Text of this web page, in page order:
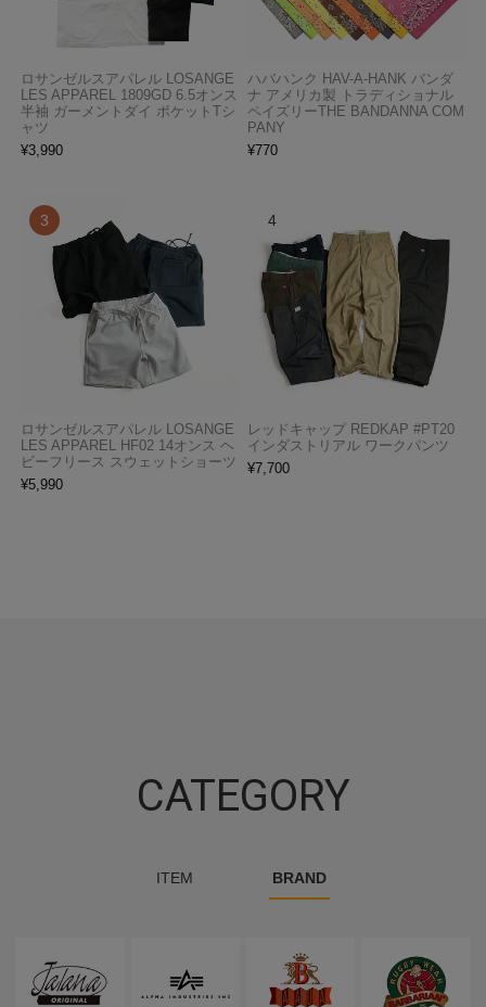
ロサンゼルスアパレル LOSANGE
LES APPAREL 1809GD 6.5オンス
半袖 ガーメントダイ ポケットTシ
ャツ
¥3,990
ハバハンク HAV-A-HANK バンダ
ナ アメリカ製 トラディショナル
ペイズリーTHE BANDANNA COM
PANY
¥770
ロサンゼルスアパレル LOSANGE
LES APPAREL HF02 14オンス ヘ
ビーフリース スウェットショーツ
¥5,990
レッドキャップ REDKAP #PT20
インダストリアル ワークパンツ
¥7,700
CATEGORY
ITEM BRAND